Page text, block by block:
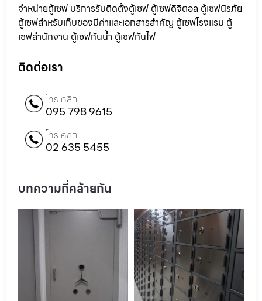
จำหน่ายตู้เซฟ บริการรับติดตั้งตู้เซฟ ตู้เซฟดิจิตอล ตู้เซฟนิรภัย
ตู้เซฟสำหรับเก็บของมีค่าและเอกสารสำคัญ ตู้เซฟโรงแรม ตู้
เซฟสำนักงาน ตู้เซฟกันน้ำ ตู้เซฟกันไฟ
ติดต่อเรา
โทร คลิก
095 798 9615
โทร คลิก
02 635 5455
บทความที่คล้ายกัน